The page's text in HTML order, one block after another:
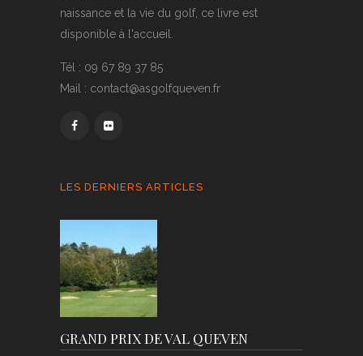
naissance et la vie du golf, ce livre est
disponible à l'accueil.
Tél : 09 67 89 37 85
Mail : contact@asgolfqueven.fr
LES DERNIERS ARTICLES
GRAND PRIX DE VAL QUEVEN